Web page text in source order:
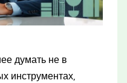
думать не в
инструментах,